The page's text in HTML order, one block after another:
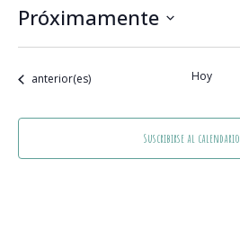
Próximamente
fecha.
Eventos
anterior(es) Hoy
Suscribirse al calendario